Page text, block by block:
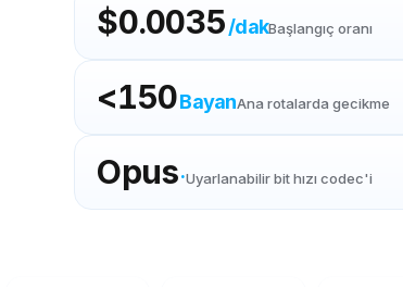
$0.0035/dakBaşlangıç ​​oranı
<150BayanAna rotalarda gecikme
Opus·Uyarlanabilir bit hızı codec'i